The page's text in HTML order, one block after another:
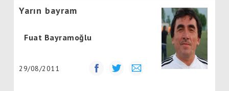
Yarın bayram
Fuat Bayramoğlu
29/08/2011